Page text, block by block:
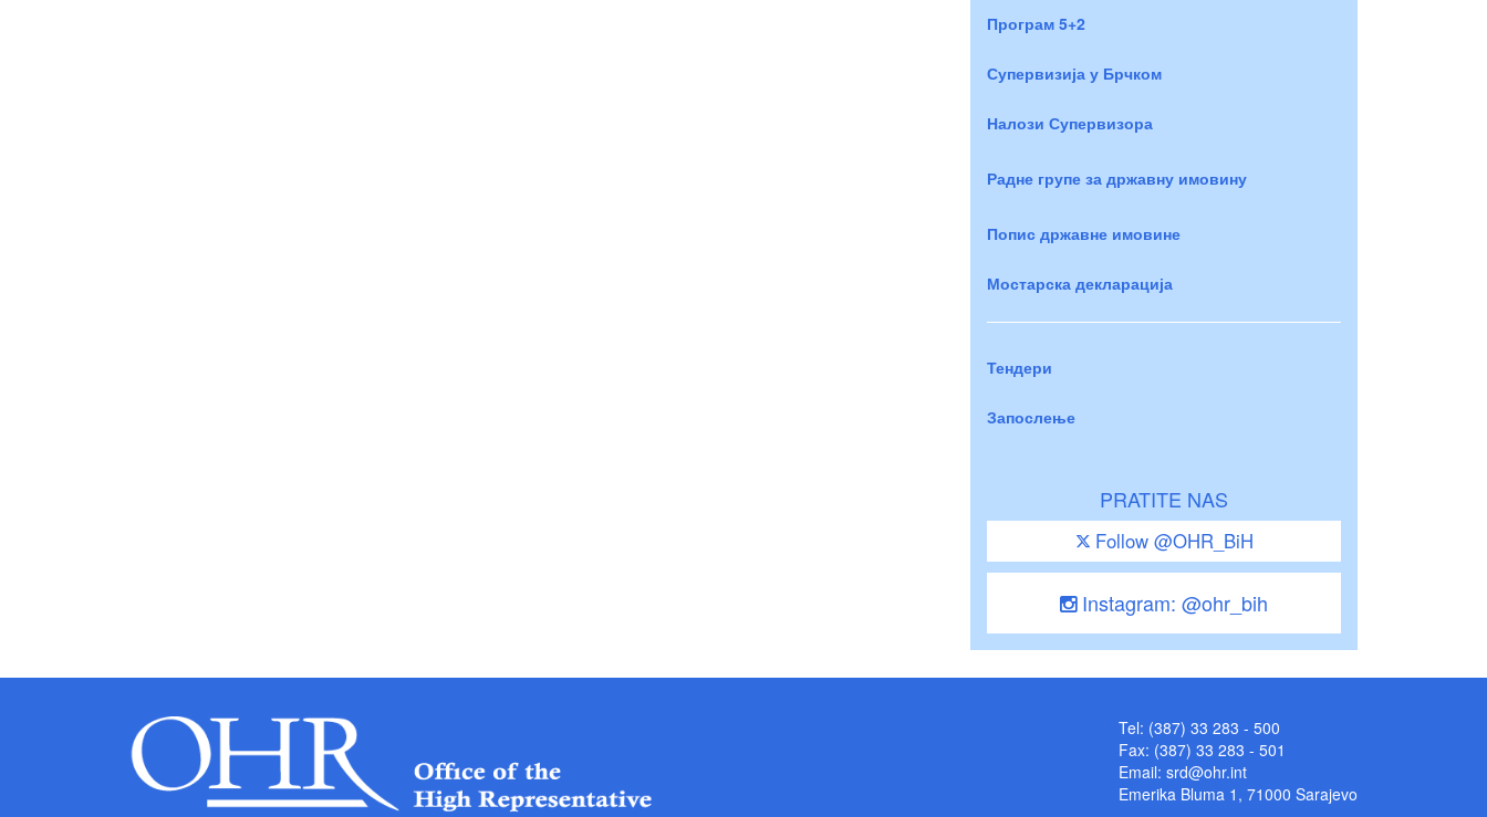
Програм 5+2
Супервизија у Брчком
Налози Супервизора
Радне групе за државну имовину
Попис државне имовине
Мостарска декларација
Тендери
Запослење
PRATITE NAS
Follow @OHR_BiH
Instagram: @ohr_bih
Tel: (387) 33 283 - 500
Fax: (387) 33 283 - 501
Email: srd@ohr.int
Emerika Bluma 1, 71000 Sarajevo